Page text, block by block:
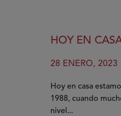
HOY EN
28 ENERO, 2023
Hoy en casa
1988, cuando
nivel...